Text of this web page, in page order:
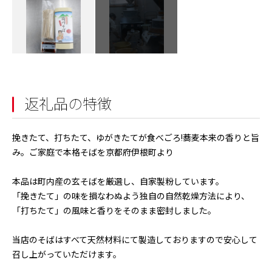
返礼品の特徴
挽きたて、打ちたて、ゆがきたてが食べごろ!蕎麦本来の香りと旨
み。ご家庭で本格そばを京都府伊根町より
本品は町内産の玄そばを厳選し、自家製粉しています。
「挽きたて」の味を損なわぬよう独自の自然乾燥方法により、
「打ちたて」の風味と香りをそのまま密封しました。
当店のそばはすべて天然材料にて製造しておりますので安心して
召し上がっていただけます。